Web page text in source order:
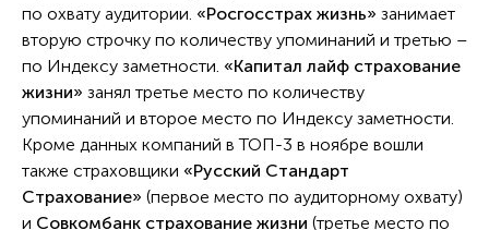
по охвату аудитории. «Росгосстрах жизнь» занимает
вторую строчку по количеству упоминаний и третью –
по Индексу заметности. «Капитал лайф страхование
жизни» занял третье место по количеству
упоминаний и второе место по Индексу заметности.
Кроме данных компаний в ТОП-3 в ноябре вошли
также страховщики «Русский Стандарт
Страхование» (первое место по аудиторному охвату)
и Совкомбанк страхование жизни (третье место по